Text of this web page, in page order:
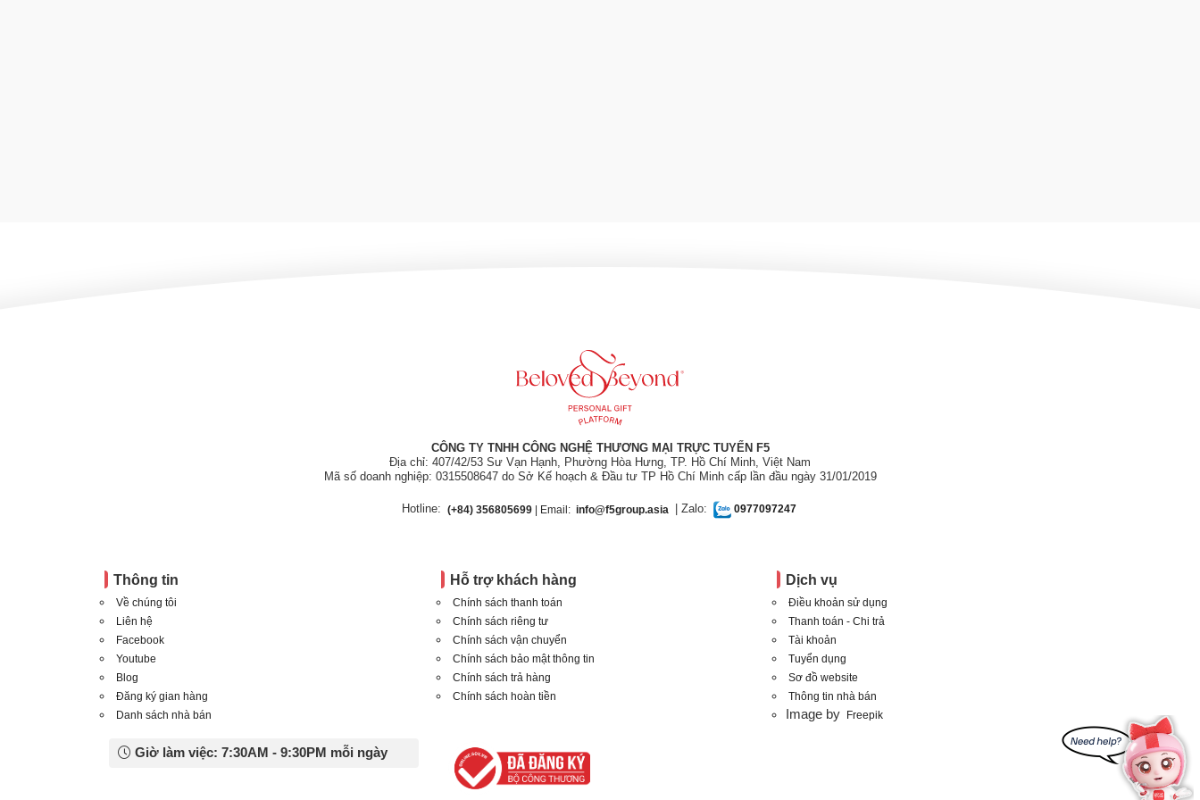
CÔNG TY TNHH CÔNG NGHỆ THƯƠNG MẠI TRỰC TUYẾN F5
Địa chỉ: 407/42/53 Sư Vạn Hạnh, Phường Hòa Hưng, TP. Hồ Chí Minh, Việt Nam
Mã số doanh nghiệp: 0315508647 do Sở Kế hoạch & Đầu tư TP Hồ Chí Minh cấp lần đầu ngày 31/01/2019
Hotline: (+84) 356805699| Email: info@f5group.asia | Zalo: 0977097247
Thông tin
Về chúng tôi
Liên hệ
Facebook
Youtube
Blog
Đăng ký gian hàng
Danh sách nhà bán
Hỗ trợ khách hàng
Chính sách thanh toán
Chính sách riêng tư
Chính sách vận chuyển
Chính sách bảo mật thông tin
Chính sách trả hàng
Chính sách hoàn tiền
Dịch vụ
Điều khoản sử dụng
Thanh toán - Chi trả
Tài khoản
Tuyển dụng
Sơ đồ website
Thông tin nhà bán
Image by Freepik
Giờ làm việc: 7:30AM - 9:30PM mỗi ngày